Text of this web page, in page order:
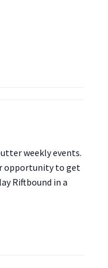
weekly events.
opportunity to get
Riftbound in a